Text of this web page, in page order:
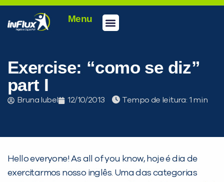
Menu
Exercise: “como se diz”
part I
Bruna Iubel 12/10/2013 Tempo de leitura:
Hello everyone! As all of you know, hoje é dia de
exercitarmos nosso inglês. Uma das categorias